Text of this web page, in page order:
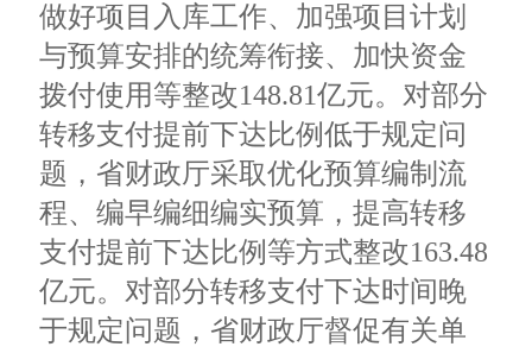
做好项目入库工作、加强项目计划
与预算安排的统筹衔接、加快资金
拨付使用等整改148.81亿元。对部分
转移支付提前下达比例低于规定问
题，省财政厅采取优化预算编制流
程、编早编细编实预算，提高转移
支付提前下达比例等方式整改163.48
亿元。对部分转移支付下达时间晚
于规定问题，省财政厅督促有关单